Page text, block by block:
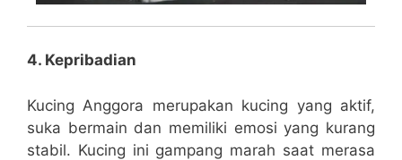
4. Kepribadian
Kucing Anggora merupakan kucing yang aktif,
suka bermain dan memiliki emosi yang kurang
stabil. Kucing ini gampang marah saat merasa